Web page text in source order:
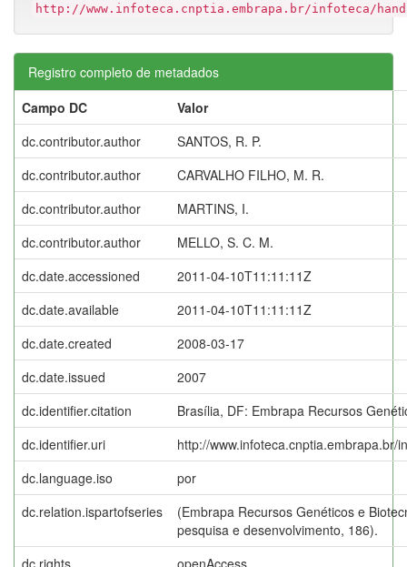
http://www.infoteca.cnptia.embrapa.br/infoteca/
Registro completo de metadados
Campo DC
Valor
dc.contributor.author
SANTOS, R. P.
dc.contributor.author
CARVALHO FILHO, M. R.
dc.contributor.author
MARTINS, I.
dc.contributor.author
MELLO, S. C. M.
dc.date.accessioned
2011-04-10T11:11:11Z
dc.date.available
2011-04-10T11:11:11Z
dc.date.created
2008-03-17
dc.date.issued
2007
dc.identifier.citation
Brasília, DF: Embrapa Recursos
dc.identifier.uri
http://www.infoteca.cnptia.embrapa.br/
dc.language.iso
por
dc.relation.ispartofseries
(Embrapa Recursos Genéticos e
pesquisa e desenvolvimento, 186).
dc.rights
openAccess